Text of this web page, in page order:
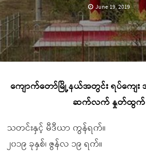
June 19, 2019
ကျောက်တော်မြို့နယ်အတွင်း ရပ်ကျေး အု
ဆက်လက် နှုတ်ထွက်
သတင်းနှင့် မီဒီယာ ကွန်ရက်။
၂၀၁၉ ခုနှစ်၊ ဇွန်လ ၁၉ ရက်။